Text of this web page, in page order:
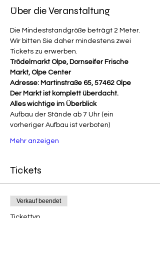
Über die Veranstaltung
Die Mindeststandgröße beträgt 2 Meter.
Wir bitten Sie daher mindestens zwei
Tickets zu erwerben.
Trödelmarkt Olpe, Dornseifer Frische
Markt, Olpe Center
Adresse: Martinstraße 65, 57462 Olpe
Der Markt ist komplett überdacht.
Alles wichtige im Überblick
Aufbau der Stände ab 7 Uhr (ein
vorheriger Aufbau ist verboten)
Mehr anzeigen
Tickets
Verkauf beendet
Tickettyp